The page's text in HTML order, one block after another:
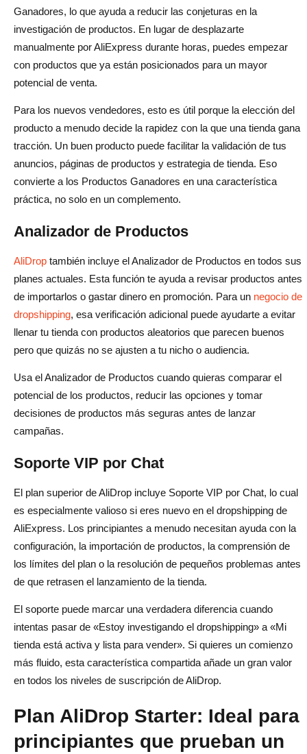
Ganadores, lo que ayuda a reducir las conjeturas en la
investigación de productos. En lugar de desplazarte
manualmente por AliExpress durante horas, puedes empezar
con productos que ya están posicionados para un mayor
potencial de venta.
Para los nuevos vendedores, esto es útil porque la elección del
producto a menudo decide la rapidez con la que una tienda gana
tracción. Un buen producto puede facilitar la validación de tus
anuncios, páginas de productos y estrategia de tienda. Eso
convierte a los Productos Ganadores en una característica
práctica, no solo en un complemento.
Analizador de Productos
AliDrop también incluye el Analizador de Productos en todos sus
planes actuales. Esta función te ayuda a revisar productos antes
de importarlos o gastar dinero en promoción. Para un negocio de
dropshipping, esa verificación adicional puede ayudarte a evitar
llenar tu tienda con productos aleatorios que parecen buenos
pero que quizás no se ajusten a tu nicho o audiencia.
Usa el Analizador de Productos cuando quieras comparar el
potencial de los productos, reducir las opciones y tomar
decisiones de productos más seguras antes de lanzar
campañas.
Soporte VIP por Chat
El plan superior de AliDrop incluye Soporte VIP por Chat, lo cual
es especialmente valioso si eres nuevo en el dropshipping de
AliExpress. Los principiantes a menudo necesitan ayuda con la
configuración, la importación de productos, la comprensión de
los límites del plan o la resolución de pequeños problemas antes
de que retrasen el lanzamiento de la tienda.
El soporte puede marcar una verdadera diferencia cuando
intentas pasar de «Estoy investigando el dropshipping» a «Mi
tienda está activa y lista para vender». Si quieres un comienzo
más fluido, esta característica compartida añade un gran valor
en todos los niveles de suscripción de AliDrop.
Plan AliDrop Starter: Ideal para
principiantes que prueban un